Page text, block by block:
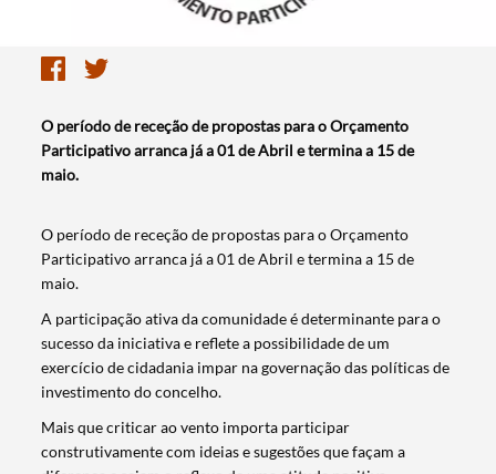
O período de receção de propostas para o Orçamento
Participativo arranca já a 01 de Abril e termina a 15 de
maio.
O período de receção de propostas para o Orçamento
Participativo arranca já a 01 de Abril e termina a 15 de
maio.
A participação ativa da comunidade é determinante para o
sucesso da iniciativa e reflete a possibilidade de um
exercício de cidadania impar na governação das políticas de
investimento do concelho.
Mais que criticar ao vento importa participar
construtivamente com ideias e sugestões que façam a